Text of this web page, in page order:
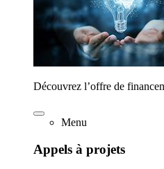
Découvrez l’offre de
Menu
Appels à projets